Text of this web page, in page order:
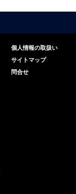
個人情報の取扱い
サイトマップ
問合せ